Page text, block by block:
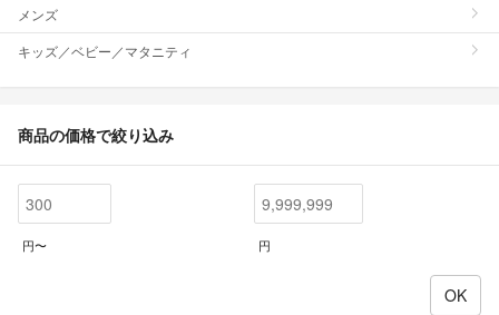
メンズ
キッズ／ベビー／マタニティ
商品の価格で絞り込み
円〜 円